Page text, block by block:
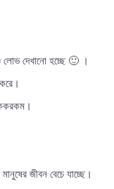
লোভ দেখানো হচ্ছে 🙂 ।
জীবন বেচে যাচ্ছে।